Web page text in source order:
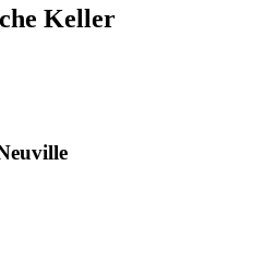
Keller